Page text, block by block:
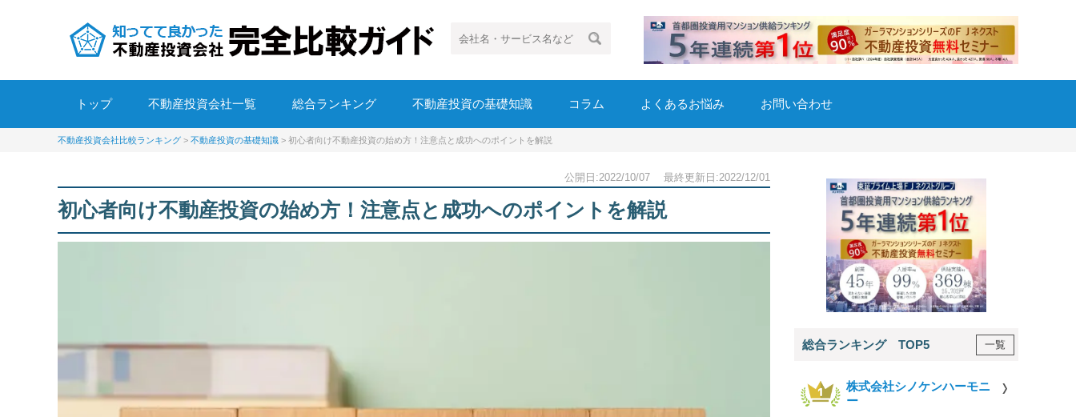
トップ 不動産投資会社一覧 総合ランキング 不動産投資の基礎知識 コラム よくあるお悩み お問い合わせ
不動産投資会社比較ランキング > 不動産投資の基礎知識 > 初心者向け不動産投資の始め方！注意点と成功へのポイントを解説
公開日:2022/10/07 最終更新日:2022/12/01
初心者向け不動産投資の始め方！注意点と成功へのポイントを解説
総合ランキング TOP5 一覧
株式会社シノケンハーモニ
ー